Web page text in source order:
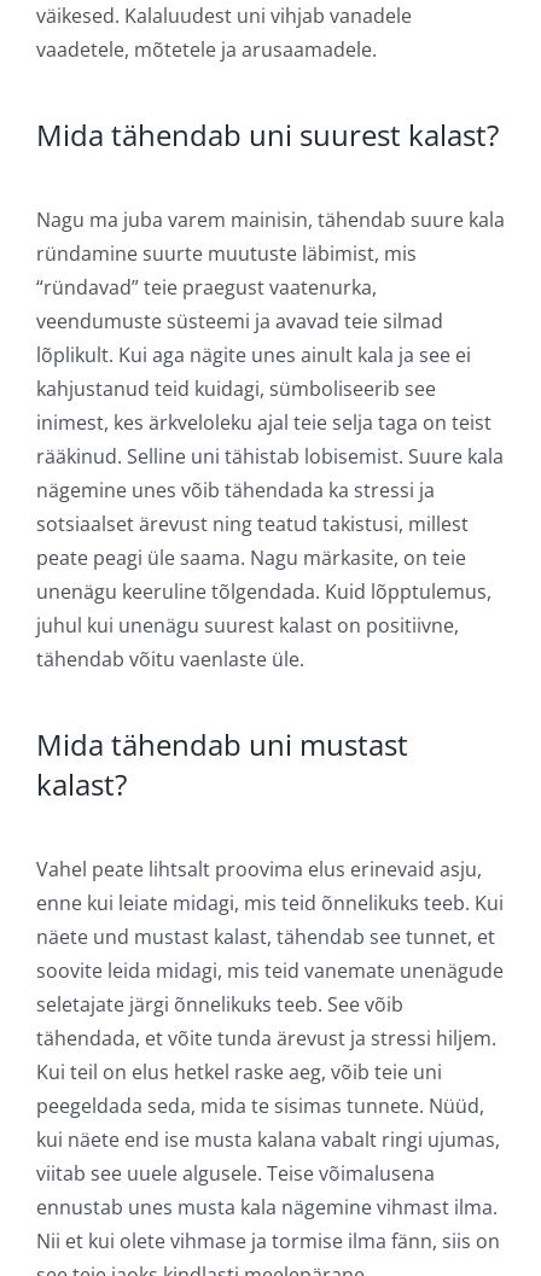
väikesed. Kalaluudest uni vihjab vanadele
vaadetele, mõtetele ja arusaamadele.
Mida tähendab uni suurest kalast?
Nagu ma juba varem mainisin, tähendab suure kala
ründamine suurte muutuste läbimist, mis
“ründavad” teie praegust vaatenurka,
veendumuste süsteemi ja avavad teie silmad
lõplikult. Kui aga nägite unes ainult kala ja see ei
kahjustanud teid kuidagi, sümboliseerib see
inimest, kes ärkveloleku ajal teie selja taga on teist
rääkinud. Selline uni tähistab lobisemist. Suure kala
nägemine unes võib tähendada ka stressi ja
sotsiaalset ärevust ning teatud takistusi, millest
peate peagi üle saama. Nagu märkasite, on teie
unenägu keeruline tõlgendada. Kuid lõpptulemus,
juhul kui unenägu suurest kalast on positiivne,
tähendab võitu vaenlaste üle.
Mida tähendab uni mustast
kalast?
Vahel peate lihtsalt proovima elus erinevaid asju,
enne kui leiate midagi, mis teid õnnelikuks teeb. Kui
näete und mustast kalast, tähendab see tunnet, et
soovite leida midagi, mis teid vanemate unenägude
seletajate järgi õnnelikuks teeb. See võib
tähendada, et võite tunda ärevust ja stressi hiljem.
Kui teil on elus hetkel raske aeg, võib teie uni
peegeldada seda, mida te sisimas tunnete. Nüüd,
kui näete end ise musta kalana vabalt ringi ujumas,
viitab see uuele algusele. Teise võimalusena
ennustab unes musta kala nägemine vihmast ilma.
Nii et kui olete vihmase ja tormise ilma fänn, siis on